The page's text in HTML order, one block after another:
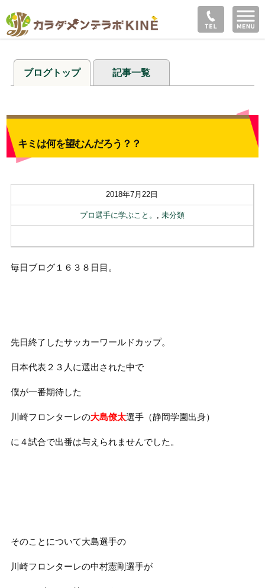
ブログトップ 記事一覧
キミは何を望むんだろう？？
2018年7月22日
プロ選手に学ぶこと。 , 未分類
毎日ブログ１６３８日目。
先日終了したサッカーワールドカップ。
日本代表２３人に選出された中で
僕が一番期待した
川崎フロンターレの大島僚太選手（静岡学園出身）
に４試合で出番は与えられませんでした。
そのことについて大島選手の
川崎フロンターレの中村憲剛選手が